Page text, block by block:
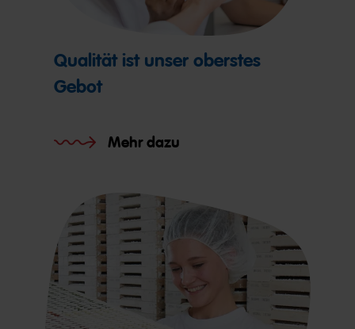
Qualität ist unser oberstes
Gebot
Mehr dazu